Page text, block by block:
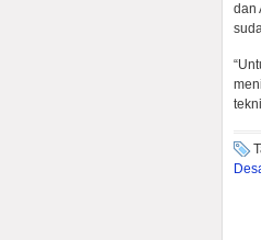
dan